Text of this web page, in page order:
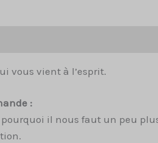
vous vient à l’esprit.
:
il nous faut un peu